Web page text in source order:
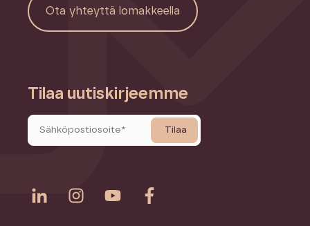
Ota yhteyttä lomakkeella
Tilaa uutiskirjeemme